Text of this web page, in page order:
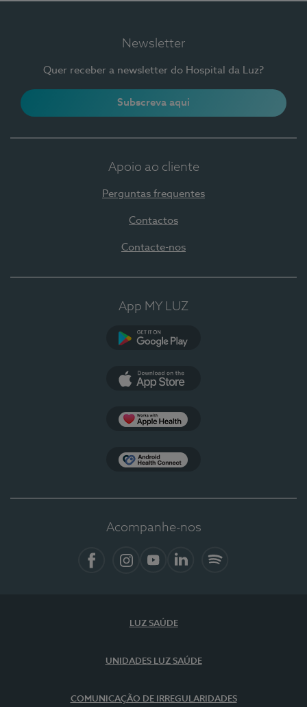
Newsletter
Quer receber a newsletter do Hospital da Luz?
Subscreva aqui
Apoio ao cliente
Perguntas frequentes
Contactos
Contacte-nos
App MY LUZ
Acompanhe-nos
LUZ SAÚDE
UNIDADES LUZ SAÚDE
COMUNICAÇÃO DE IRREGULARIDADES